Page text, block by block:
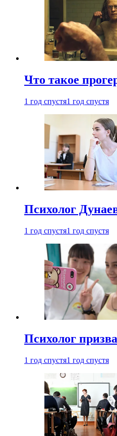
Что такое
1 год спустя1 год спустя
Психолог
1 год спустя1 год спустя
Психолог
1 год спустя1 год спустя